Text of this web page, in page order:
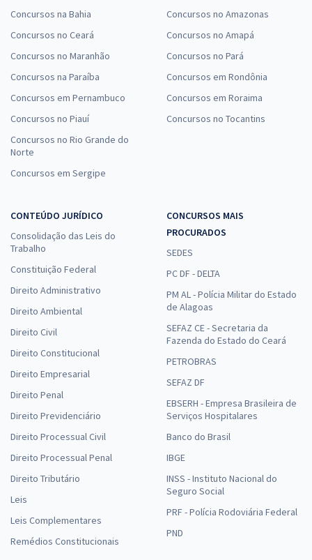
Concursos na Bahia
Concursos no Ceará
Concursos no Maranhão
Concursos na Paraíba
Concursos em Pernambuco
Concursos no Piauí
Concursos no Rio Grande do
Norte
Concursos em Sergipe
Concursos no Amazonas
Concursos no Amapá
Concursos no Pará
Concursos em Rondônia
Concursos em Roraima
Concursos no Tocantins
CONTEÚDO JURÍDICO
Consolidação das Leis do
Trabalho
Constituição Federal
Direito Administrativo
Direito Ambiental
Direito Civil
Direito Constitucional
Direito Empresarial
Direito Penal
Direito Previdenciário
Direito Processual Civil
Direito Processual Penal
Direito Tributário
Leis
Leis Complementares
Remédios Constitucionais
CONCURSOS MAIS
PROCURADOS
SEDES
PC DF - DELTA
PM AL - Polícia Militar do Estado
de Alagoas
SEFAZ CE - Secretaria da
Fazenda do Estado do Ceará
PETROBRAS
SEFAZ DF
EBSERH - Empresa Brasileira de
Serviços Hospitalares
Banco do Brasil
IBGE
INSS - Instituto Nacional do
Seguro Social
PRF - Polícia Rodoviária Federal
PND